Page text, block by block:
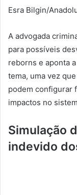
Esra Bilgin/
A advogada
para possíveis
reborns e aponta
tema, uma vez
podem configurar
impactos no
Simulação
indevido